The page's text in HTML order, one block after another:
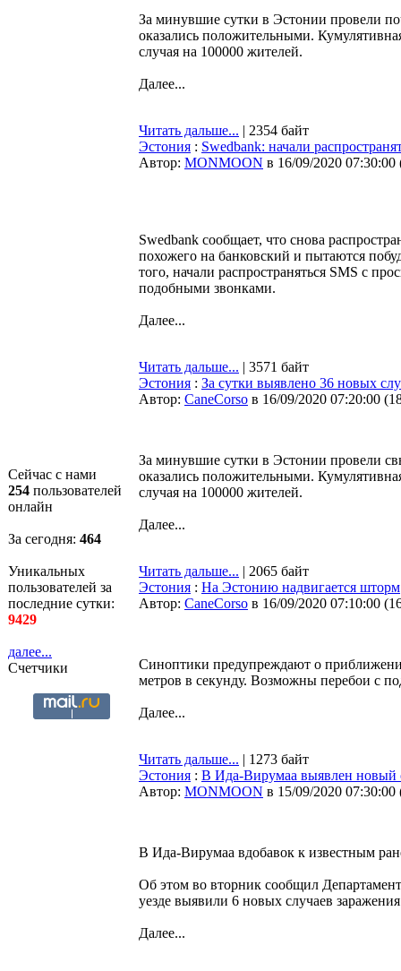
Сейчас с нами
254 пользователей
онлайн
За сегодня: 464
Уникальных
пользователей за
последние сутки:
9429
далее...
Счетчики
За минувшие сутки в Эстонии провели
оказались положительными.
случая на 100000 жителей.
Далее...
Читать дальше... | 2354 байт
Эстония : Swedbank: начали
Автор: MONMOON в 16/09/2020 07:30:00
Swedbank сообщает, что снова
похожего на банковский и пытаются
того, начали распространяться SMS с
подобными звонками.
Далее...
Читать дальше... | 3571 байт
Эстония : За сутки выявлено 36 новых
Автор: CaneCorso в 16/09/2020 07:20:00 (
За минувшие сутки в Эстонии провели
оказались положительными.
случая на 100000 жителей.
Далее...
Читать дальше... | 2065 байт
Эстония : На Эстонию надвигается шторм
Автор: CaneCorso в 16/09/2020 07:10:00 (
Синоптики предупреждают о
метров в секунду. Возможны перебои с
Далее...
Читать дальше... | 1273 байт
Эстония : В Ида-Вирумаа выявлен новый
Автор: MONMOON в 15/09/2020 07:30:00
В Ида-Вирумаа вдобавок к известным
Об этом во вторник сообщил
уезде выявили 6 новых случаев
Далее...